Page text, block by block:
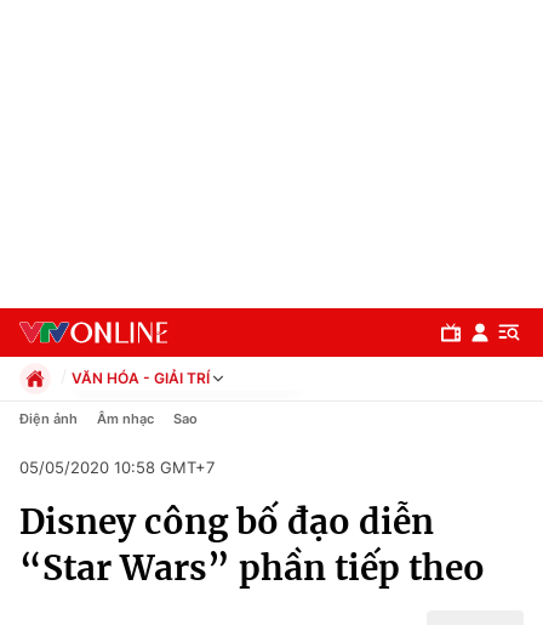
Chuyên mục
Chính trị
VĂN HÓA - GIẢI TRÍ
Chính trị
Pháp luật
Kinh tế
Thể thao
Truyền hình
Điện ảnh Âm nhạc Sao
05/05/2020 10:58 GMT+7
Disney công bố đạo diễn
“Star Wars” phần tiếp theo